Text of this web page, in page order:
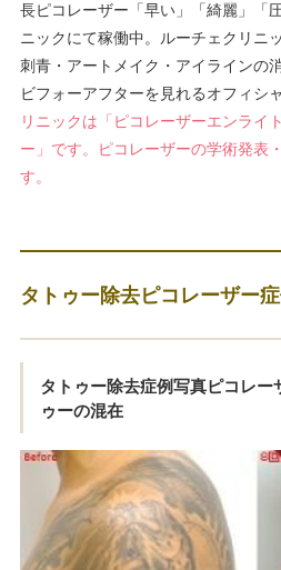
長ピコレーザー「早い」「綺麗」「
ニックにて稼働中。ルーチェクリニ
刺青・アートメイク・アイラインの
ビフォーアフターを見れるオフィシ
リニックは「ピコレーザーエンライ
ー」です。ピコレーザーの学術発表
す。
タトゥー除去ピコレーザー
タトゥー除去症例写真ピコレ
ゥーの混在